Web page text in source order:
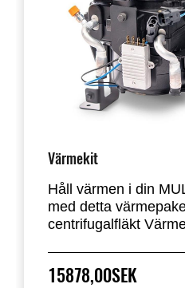
Värmekit
Håll värmen i din
med detta
centrifugalfläkt
passagerarsätet.
15878,00SEK